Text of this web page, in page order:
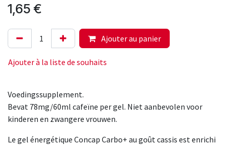
1,65 €
Ajouter au panier
Ajouter à la liste de souhaits
Voedingssupplement.
Bevat 78mg/60ml cafeïne per gel. Niet aanbevolen voor
kinderen en zwangere vrouwen.
Le gel énergétique Concap Carbo+ au goût cassis est enrichi